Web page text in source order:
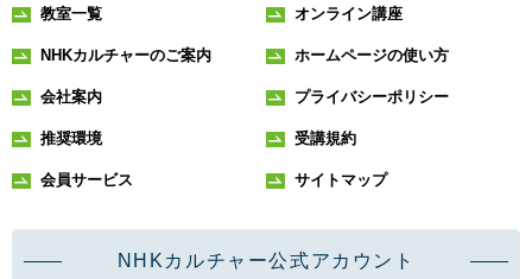
教室一覧 オンライン講座
NHKカルチャーのご案内 ホームページの使い方
会社案内 プライバシーポリシー
推奨環境 受講規約
会員サービス サイトマップ
NHKカルチャー公式アカウント